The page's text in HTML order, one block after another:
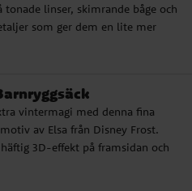
tonade linser, skimrande båge och
som ger dem en lite mer
för soliga dagar, utflykter och
båge med dekorativa
skydd mot solens strålar ✔️
vintermagi med denna fina
av Elsa från Disney Frost.
häftig 3D-effekt på framsidan och
Med vadderade